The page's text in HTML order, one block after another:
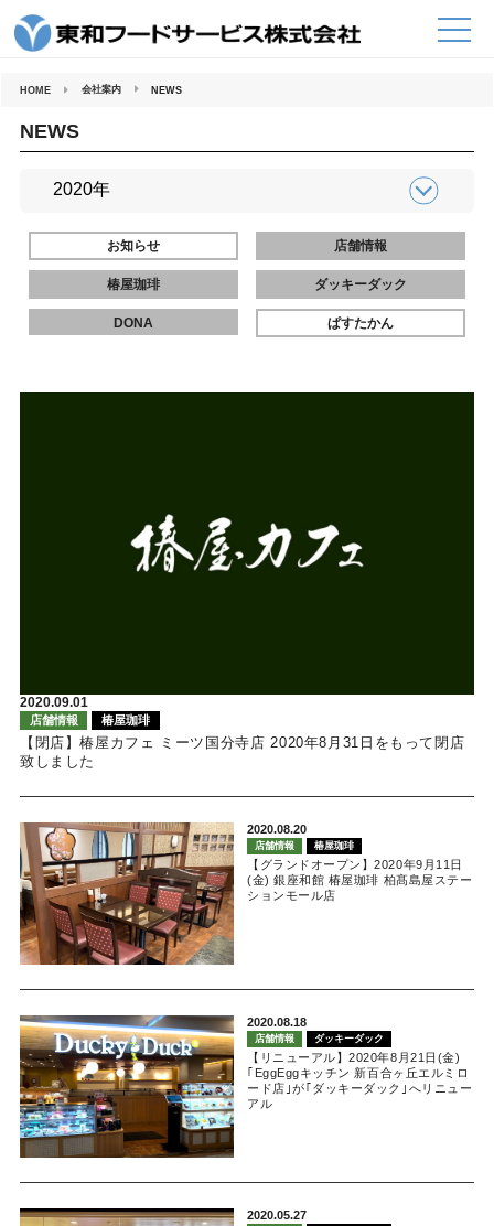
HOME 会社案内 NEWS
NEWS
お知らせ 店舗情報
椿屋珈琲 ダッキーダック
DONA ぱすたかん
2020.09.01
店舗情報 椿屋珈琲
【閉店】椿屋カフェ ミーツ国分寺店 2020年8月31日をもって閉店
致しました
2020.08.20
店舗情報 椿屋珈琲
【グランドオープン】2020年9月11日
(金) 銀座和館 椿屋珈琲 柏髙島屋ステー
ションモール店
2020.08.18
店舗情報 ダッキーダック
【リニューアル】2020年8月21日(金)
｢EggEggキッチン 新百合ヶ丘エルミロ
ード店｣が｢ダッキーダック｣へリニュー
アル
2020.05.27